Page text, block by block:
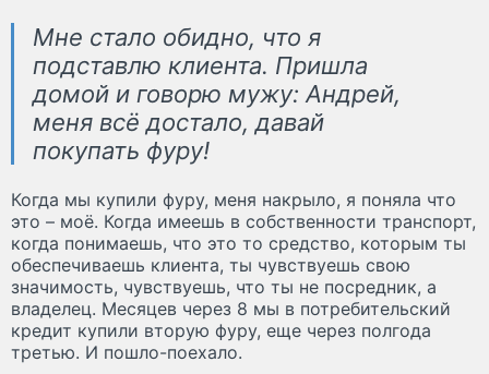
Мне стало обидно, что я
подставлю клиента. Пришла
домой и говорю мужу: Андрей,
меня всё достало, давай
покупать фуру!
Когда мы купили фуру, меня накрыло, я поняла что
это – моё. Когда имеешь в собственности транспорт,
когда понимаешь, что это то средство, которым ты
обеспечиваешь клиента, ты чувствуешь свою
значимость, чувствуешь, что ты не посредник, а
владелец. Месяцев через 8 мы в потребительский
кредит купили вторую фуру, еще через полгода
третью. И пошло-поехало.